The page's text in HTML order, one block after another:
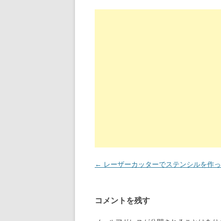
投
ビ
← レーザーカッターでステンシルを作
コメントを残す